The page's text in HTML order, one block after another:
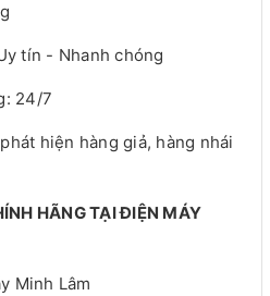
tín - Nhanh chóng
24/7
hiện hàng giả, hàng nhái
HÃNG TẠI ĐIỆN MÁY
Minh Lâm